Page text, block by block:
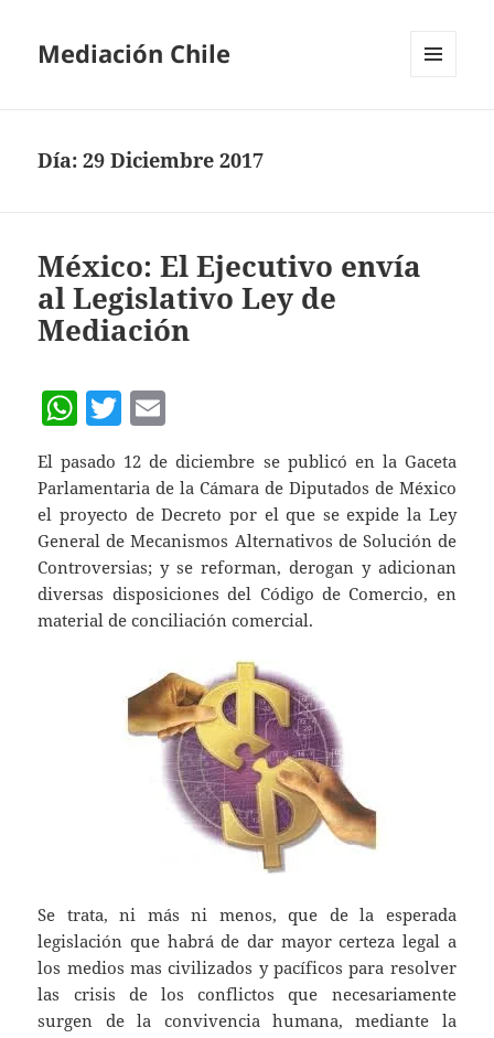
Mediación Chile
Día:29 Diciembre 2017
México: El Ejecutivo envía
al Legislativo Ley de
Mediación
W
at
s
A
p
p
T
w
itt
er
m
ai
l
El pasado 12 de diciembre se publicó en la Gaceta
Parlamentaria de la Cámara de Diputados de México
el proyecto de Decreto por el que se expide la Ley
General de Mecanismos Alternativos de Solución de
Controversias; y se reforman, derogan y adicionan
diversas disposiciones del Código de Comercio, en
material de conciliación comercial.
Se trata, ni más ni menos, que de la esperada
legislación que habrá de dar mayor certeza legal a
los medios mas civilizados y pacíficos para resolver
las crisis de los conflictos que necesariamente
surgen de la convivencia humana, mediante la